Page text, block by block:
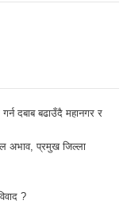
दबाब बढाउँदै महानगर र
अभाव, प्रमुख जिल्ला
?